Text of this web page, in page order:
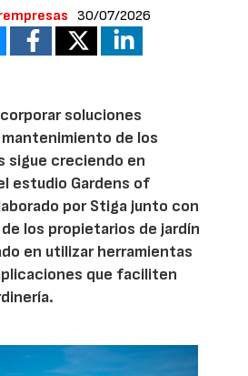
30/07/2026
soluciones
de los
sigue creciendo en
estudio Gardens of
por Stiga junto con
de los propietarios de jardín
en utilizar herramientas
que faciliten